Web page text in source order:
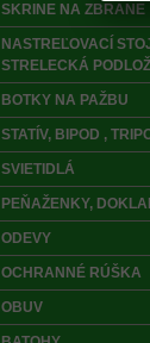
SKRINE NA ZBRANE
NASTREĽOVACÍ
STRELECKÁ
BOTKY NA PAŽBU
STATÍV, BIPOD ,
SVIETIDLÁ
PEŇAŽENKY,
ODEVY
OCHRANNÉ RÚŠKA
OBUV